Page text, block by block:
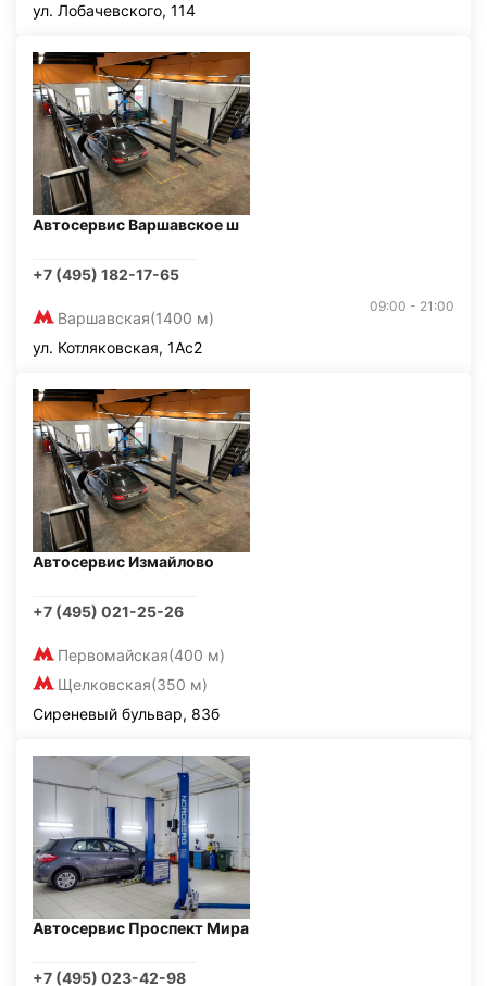
ул. Лобачевского, 114
Автосервис Варшавское ш
+7 (495) 182-17-65
Варшавская(1400 м)
09:00 - 21:00
ул. Котляковская, 1Ас2
Автосервис Измайлово
+7 (495) 021-25-26
Первомайская(400 м)
Щелковская(350 м)
Сиреневый бульвар, 83б
Автосервис Проспект Мира
+7 (495) 023-42-98